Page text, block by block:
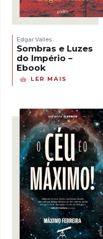
Edgar Valles
Sombras e Luzes
do Império –
Ebook
LER MAIS